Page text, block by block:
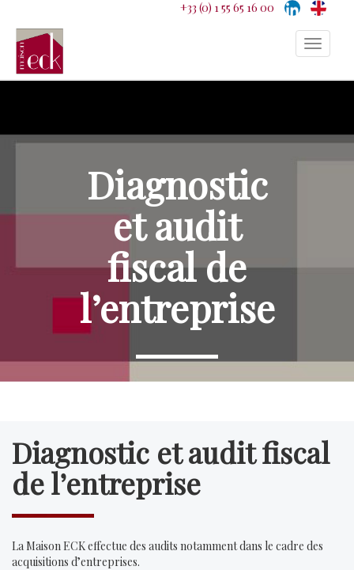
+33 (0) 1 55 65 16 00
Afficher
la
Diagnostic
et audit
fiscal de
l’entreprise
Diagnostic et audit fiscal
de l’entreprise
La Maison ECK effectue des audits notamment dans le cadre des
acquisitions d’entreprises.